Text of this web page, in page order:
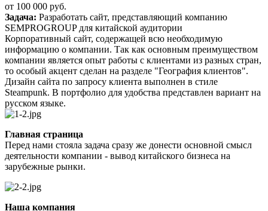
от 100 000 руб.
Задача: Разработать сайт, представляющий компанию
SEMPROGROUP для китайской аудитории
Корпоративный сайт, содержащей всю необходимую
информацию о компании. Так как основным преимуществом
компании является опыт работы с клиентами из разных стран,
то особый акцент сделан на разделе "География клиентов".
Дизайн сайта по запросу клиента выполнен в стиле
Steampunk. В портфолио для удобства представлен вариант на
русском языке.
Главная страница
Перед нами стояла задача сразу же донести основной смысл
деятельности компании - вывод китайского бизнеса на
зарубежные рынки.
Наша компания